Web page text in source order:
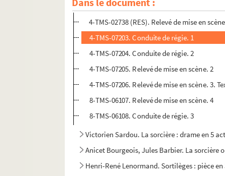
Joseph Bouchardy. Le sonneur de Saint-Paul :
4-TMS-02738 (RES). Relevé de mise en
4-TMS-07203. Conduite de régie. 1
4-TMS-07204. Conduite de régie. 2
4-TMS-07205. Relevé de mise en scène. 2
4-TMS-07206. Relevé de mise en scène. 3.
8-TMS-06107. Relevé de mise en scène. 4
8-TMS-06108. Conduite de régie. 3
Victorien Sardou. La sorcière : drame en 5
Anicet Bourgeois, Jules Barbier. La sorcière
Henri-René Lenormand. Sortilèges : pièce